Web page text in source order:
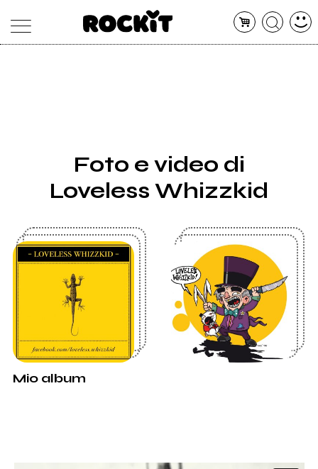
RADIOFoto e video di
Loveless Whizzkid
Mio album